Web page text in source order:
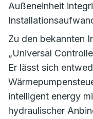
Außeneinheit
Zu den bekannten
„Universal
Er lässt sich
intelligent energy
hydraulischer